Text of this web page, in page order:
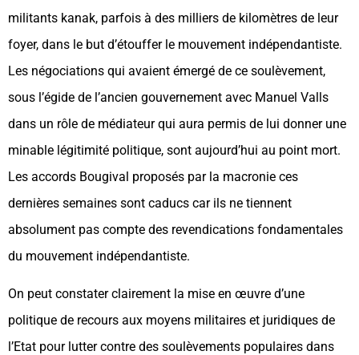
militants kanak, parfois à des milliers de kilomètres de leur
foyer, dans le but d’étouffer le mouvement indépendantiste.
Les négociations qui avaient émergé de ce soulèvement,
sous l’égide de l’ancien gouvernement avec Manuel Valls
dans un rôle de médiateur qui aura permis de lui donner une
minable légitimité politique, sont aujourd’hui au point mort.
Les accords Bougival proposés par la macronie ces
dernières semaines sont caducs car ils ne tiennent
absolument pas compte des revendications fondamentales
du mouvement indépendantiste.
On peut constater clairement la mise en œuvre d’une
politique de recours aux moyens militaires et juridiques de
l’Etat pour lutter contre des soulèvements populaires dans